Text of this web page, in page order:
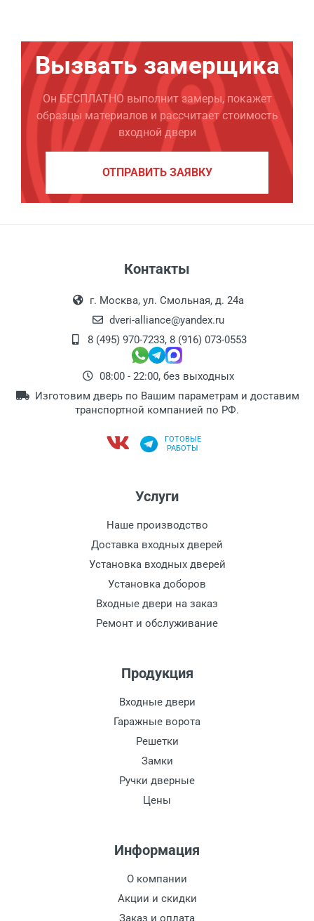
Вызвать замерщика
Он БЕСПЛАТНО выполнит замеры, покажет
образцы материалов и рассчитает стоимость
входной двери
ОТПРАВИТЬ ЗАЯВКУ
Контакты
г. Москва, ул. Смольная, д. 24а
dveri-alliance@yandex.ru
8 (495) 970-7233, 8 (916) 073-0553
08:00 - 22:00, без выходных
Изготовим дверь по Вашим параметрам и доставим
транспортной компанией по РФ.
ГОТОВЫЕ
РАБОТЫ
Услуги
Наше производство
Доставка входных дверей
Установка входных дверей
Установка доборов
Входные двери на заказ
Ремонт и обслуживание
Продукция
Входные двери
Гаражные ворота
Решетки
Замки
Ручки дверные
Цены
Информация
О компании
Акции и скидки
Заказ и оплата